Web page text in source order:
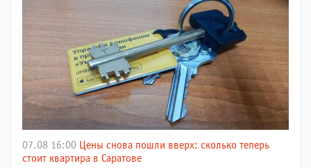
07.08 16:00 Цены снова пошли вверх: сколько теперь
стоит квартира в Саратове